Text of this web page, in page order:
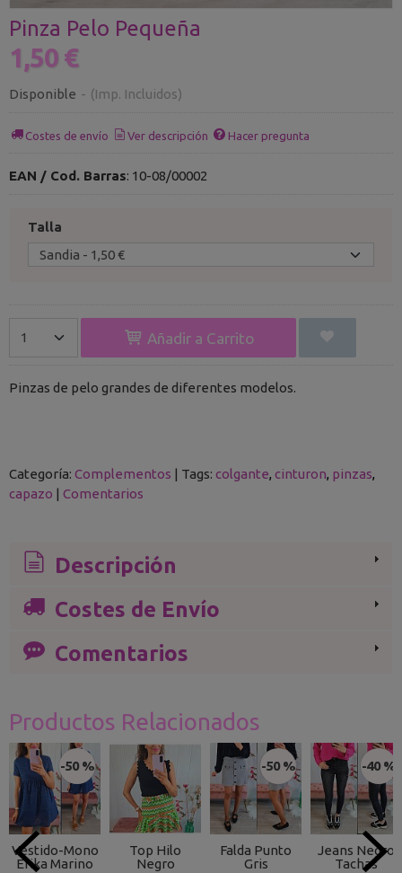
Pinza Pelo Pequeña
1,50 €
Disponible - (Imp. Incluidos)
Costes de envío Ver descripción Hacer pregunta
EAN / Cod. Barras: 10-08/00002
Talla
Añadir a Carrito
Pinzas de pelo grandes de diferentes modelos.
Categoría: Complementos Tags: colgante cinturon pinzas
capazo
Comentarios
Descripción
Costes de Envío
Comentarios
Productos Relacionados
-50 %
Vestido-Mono
Erika Marino
Top Hilo
Negro
-50 %
Falda Punto
Gris
-40 %
Jeans Negro
Tachas